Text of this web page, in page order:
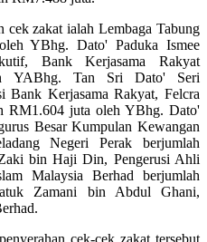
cek zakat ialah Lembaga Tabung
YBhg. Dato' Paduka Ismee
Bank Kerjasama Rakyat
YABhg. Tan Sri Dato' Seri
Bank Kerjasama Rakyat, Felcra
RM1.604 juta oleh YBhg. Dato'
Besar Kumpulan Kewangan
Negeri Perak berjumlah
bin Haji Din, Pengerusi Ahli
Malaysia Berhad berjumlah
Zamani bin Abdul Ghani,